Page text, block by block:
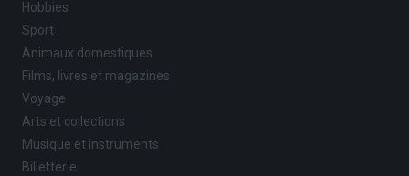
Hobbies
Sport
Animaux domestiques
Films, livres et magazines
Voyage
Arts et collections
Musique et instruments
Billetterie